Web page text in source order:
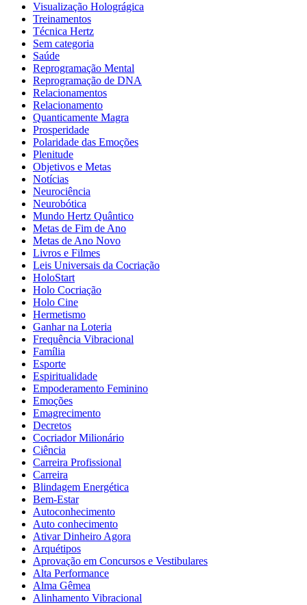
Visualização Holográgica
Treinamentos
Técnica Hertz
Sem categoria
Saúde
Reprogramação Mental
Reprogramação de DNA
Relacionamentos
Relacionamento
Quanticamente Magra
Prosperidade
Polaridade das Emoções
Plenitude
Objetivos e Metas
Notícias
Neurociência
Neurobótica
Mundo Hertz Quântico
Metas de Fim de Ano
Metas de Ano Novo
Livros e Filmes
Leis Universais da Cocriação
HoloStart
Holo Cocriação
Holo Cine
Hermetismo
Ganhar na Loteria
Frequência Vibracional
Família
Esporte
Espiritualidade
Empoderamento Feminino
Emoções
Emagrecimento
Decretos
Cocriador Milionário
Ciência
Carreira Profissional
Carreira
Blindagem Energética
Bem-Estar
Autoconhecimento
Auto conhecimento
Ativar Dinheiro Agora
Arquétipos
Aprovação em Concursos e Vestibulares
Alta Performance
Alma Gêmea
Alinhamento Vibracional